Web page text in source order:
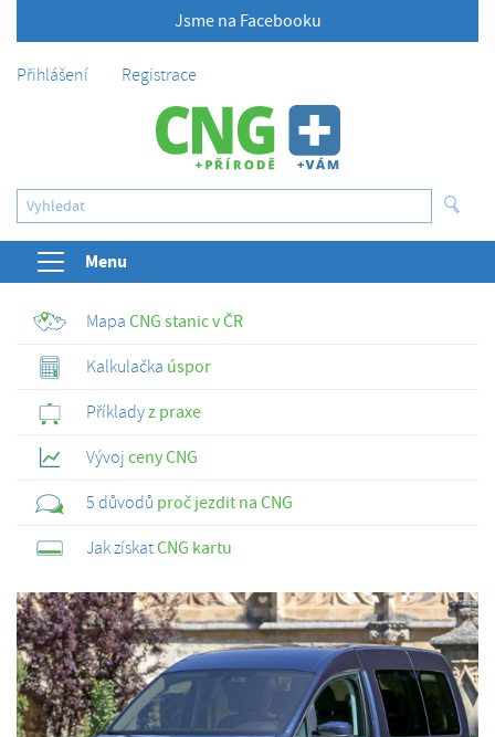
Jsme na Facebooku
Přihlášení Registrace
Menu
Mapa CNG stanic v ČR
Kalkulačka úspor
Příkladyz praxe
Vývoj ceny CNG
5 důvodů proč jezdit na CNG
Jak získatCNG kartu